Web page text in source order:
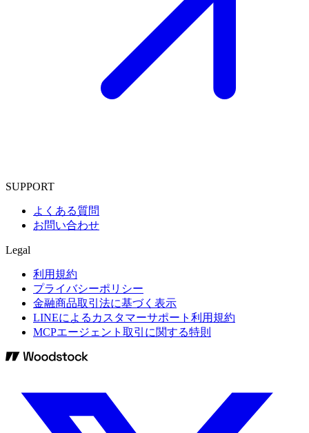
SUPPORT
よくある質問
お問い合わせ
Legal
利用規約
プライバシーポリシー
金融商品取引法に基づく表示
LINEによるカスタマーサポート利用規約
MCPエージェント取引に関する特則